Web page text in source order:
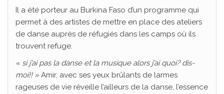
Il a été porteur au Burkina Faso d’un programme qui
permet à des artistes de mettre en place des ateliers
de danse auprès de réfugiés dans les camps où ils
trouvent refuge.
« si j’ai pas la danse et la musique alors j’ai quoi? dis-
moi!! » Amir, avec ses yeux brûlants de larmes
rageuses de vie réveille l’ailleurs de la danse, l’essence